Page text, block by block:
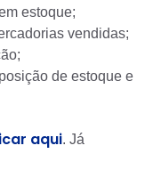
estoque;
vendidas;
de estoque e
aqui. Já